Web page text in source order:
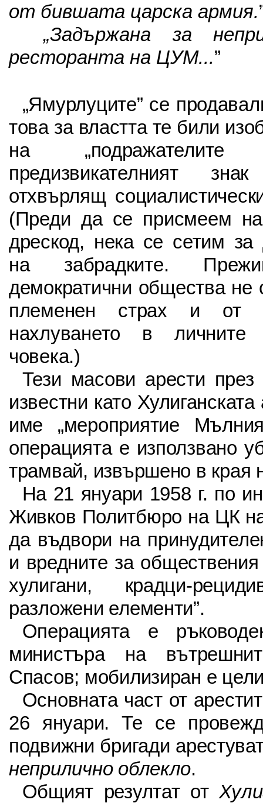
от бившата царска армия.
„Задържана за
ресторанта на ЦУМ...”
„Ямурлуците” се
това за властта те били
на
предизвикателният
отхвърлящ
(Преди да се присмеем на
дрескод, нека се сетим
на забрадките.
демократични общества не
племенен страх и от
нахлуването в личните
човека.)
Тези масови арести
известни като
име „мероприятие
операцията е използвано
трамвай, извършено в края
На 21 януари 1958 г. по
Живков Политбюро на ЦК
да въдвори на
и вредните за
хулигани, крадци-
разложени елементи”.
Операцията е
министъра на
Спасов; мобилизиран е
Основната част от
26 януари. Те се
подвижни бригади
неприлично облекло.
Общият резултат от